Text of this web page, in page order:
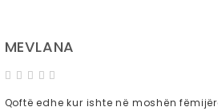
MEVLANA
Qoftë edhe kur ishte në moshën